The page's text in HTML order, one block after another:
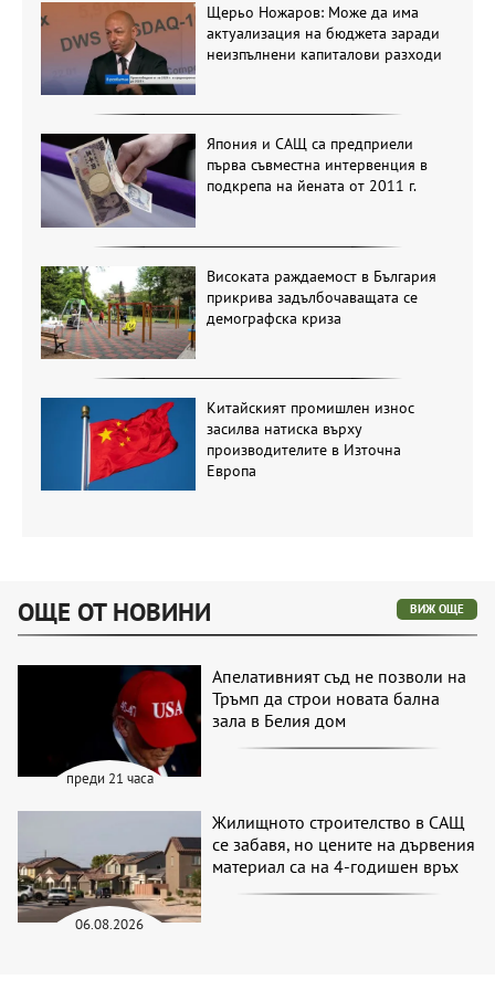
Щерьо Ножаров: Може да има
актуализация на бюджета заради
неизпълнени капиталови разходи
Япония и САЩ са предприели
първа съвместна интервенция в
подкрепа на йената от 2011 г.
Високата раждаемост в България
прикрива задълбочаващата се
демографска криза
Китайският промишлен износ
засилва натиска върху
производителите в Източна
Европа
ОЩЕ ОТ НОВИНИ ВИЖ ОЩЕ
преди 21 часа
Апелативният съд не позволи на
Тръмп да строи новата бална
зала в Белия дом
06.08.2026
Жилищното строителство в САЩ
се забавя, но цените на дървения
материал са на 4-годишен връх